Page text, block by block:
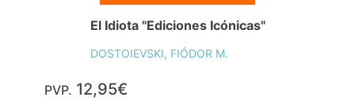
El Idiota "Ediciones Icónicas"
DOSTOIEVSKI, FIÓDOR M.
PVP. 12,95€